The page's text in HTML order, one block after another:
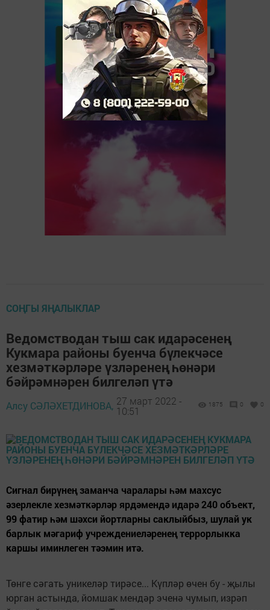
СОҢГЫ ЯҢАЛЫКЛАР
Ведомстводан тыш сак идарәсенең
Кукмара районы буенча бүлекчәсе
хезмәткәрләре үзләренең һөнәри
бәйрәмнәрен билгеләп үтә
Алсу СӘЛӘХЕТДИНОВА, 27 март 2022 -
10:51
1875 0 0
Сигнал бирүнең заманча чаралары һәм махсус
әзерлекле хезмәткәрләр ярдәмендә идарә 240 объект,
99 фатир һәм шәхси йортларны саклыйбыз, шулай ук
барлык мәгариф учреждениеләренең террорлыкка
каршы иминлеген тәэмин итә.
Төнге сәгать уникеләр тирәсе... Күпләр өчен бу - җылы
юрган астында, йомшак мендәр эченә чумып, изрәп